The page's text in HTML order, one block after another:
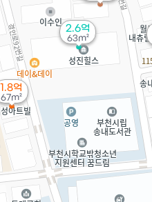
2.6억
63m²
1.8억
67m²